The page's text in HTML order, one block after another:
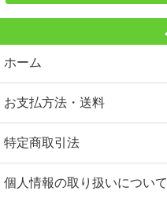
ホーム
お支払方法・送料
特定商取引法
個人情報の取り扱いについて